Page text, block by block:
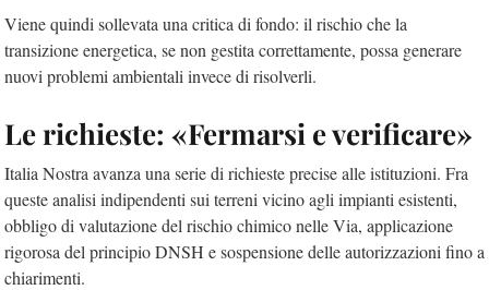
Viene quindi sollevata una critica di fondo: il rischio che la
transizione energetica, se non gestita correttamente, possa generare
nuovi problemi ambientali invece di risolverli.
Le richieste: «Fermarsi e verificare»
Italia Nostra avanza una serie di richieste precise alle istituzioni. Fra
queste analisi indipendenti sui terreni vicino agli impianti esistenti,
obbligo di valutazione del rischio chimico nelle Via, applicazione
rigorosa del principio DNSH esospensione delle autorizzazioni fino a
chiarimenti.